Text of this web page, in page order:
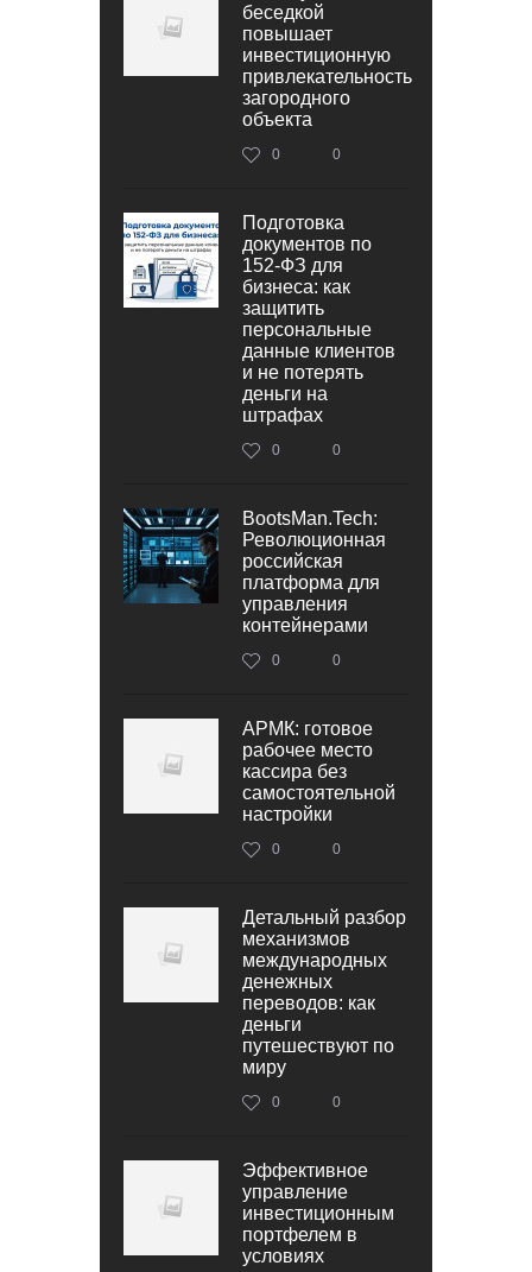
беседкой
повышает
инвестиционную
привлекательность
загородного
объекта
0 0
Подготовка
документов по
152‑ФЗ для
бизнеса: как
защитить
персональные
данные клиентов
и не потерять
деньги на
штрафах
0 0
BootsMan.Tech:
Революционная
российская
платформа для
управления
контейнерами
0 0
АРМК: готовое
рабочее место
кассира без
самостоятельной
настройки
0 0
Детальный разбор
механизмов
международных
денежных
переводов: как
деньги
путешествуют по
миру
0 0
Эффективное
управление
инвестиционным
портфелем в
условиях